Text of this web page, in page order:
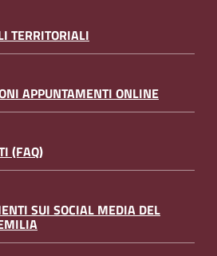
TERRITORIALI
APPUNTAMENTI ONLINE
(FAQ)
SUI SOCIAL MEDIA DEL